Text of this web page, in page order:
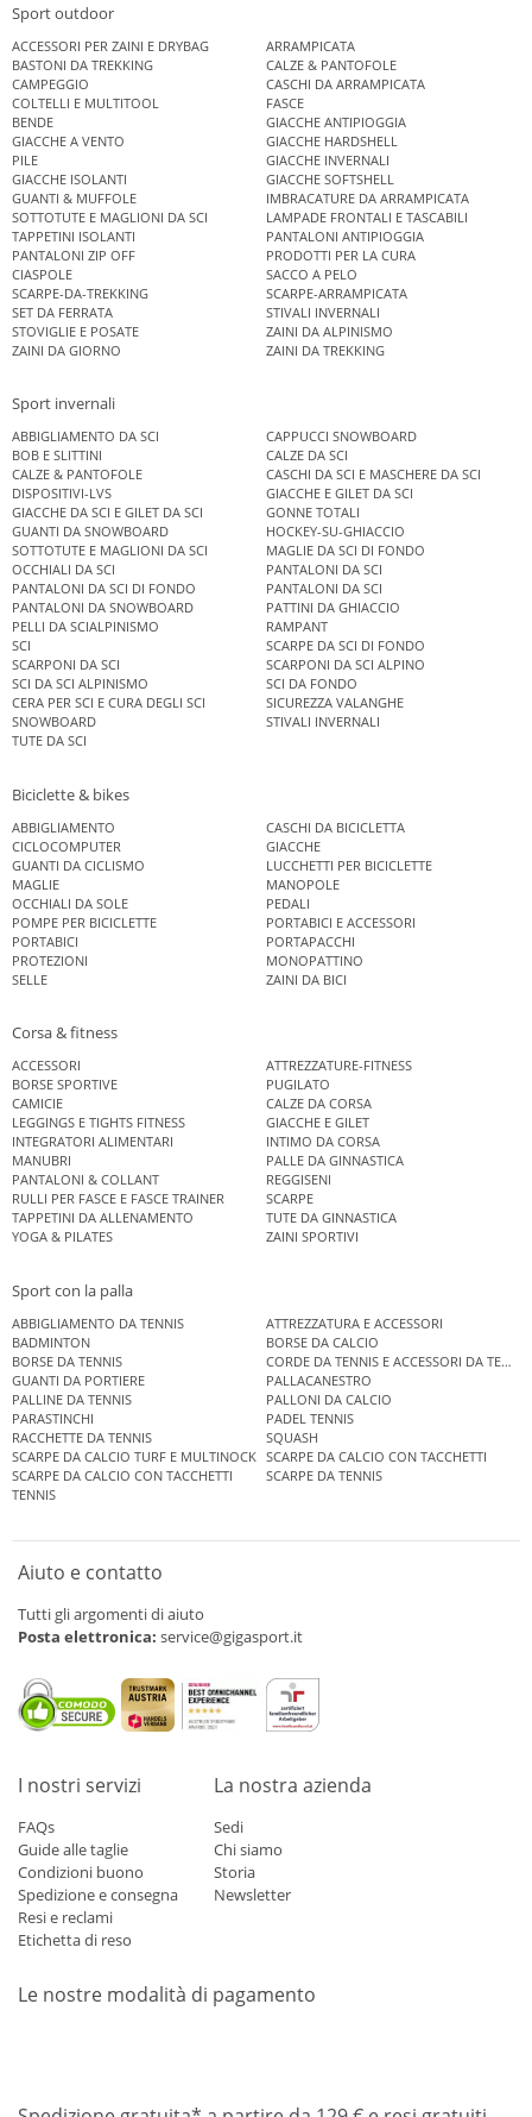
Sport outdoor
ACCESSORI PER ZAINI E DRYBAG
ARRAMPICATA
BASTONI DA TREKKING
CALZE & PANTOFOLE
CAMPEGGIO
CASCHI DA ARRAMPICATA
COLTELLI E MULTITOOL
FASCE
BENDE
GIACCHE ANTIPIOGGIA
GIACCHE A VENTO
GIACCHE HARDSHELL
PILE
GIACCHE INVERNALI
GIACCHE ISOLANTI
GIACCHE SOFTSHELL
GUANTI & MUFFOLE
IMBRACATURE DA ARRAMPICATA
SOTTOTUTE E MAGLIONI DA SCI
LAMPADE FRONTALI E TASCABILI
TAPPETINI ISOLANTI
PANTALONI ANTIPIOGGIA
PANTALONI ZIP OFF
PRODOTTI PER LA CURA
CIASPOLE
SACCO A PELO
SCARPE-DA-TREKKING
SCARPE-ARRAMPICATA
SET DA FERRATA
STIVALI INVERNALI
STOVIGLIE E POSATE
ZAINI DA ALPINISMO
ZAINI DA GIORNO
ZAINI DA TREKKING
Sport invernali
ABBIGLIAMENTO DA SCI
CAPPUCCI SNOWBOARD
BOB E SLITTINI
CALZE DA SCI
CALZE & PANTOFOLE
CASCHI DA SCI E MASCHERE DA SCI
DISPOSITIVI-LVS
GIACCHE E GILET DA SCI
GIACCHE DA SCI E GILET DA SCI
GONNE TOTALI
GUANTI DA SNOWBOARD
HOCKEY-SU-GHIACCIO
SOTTOTUTE E MAGLIONI DA SCI
MAGLIE DA SCI DI FONDO
OCCHIALI DA SCI
PANTALONI DA SCI
PANTALONI DA SCI DI FONDO
PANTALONI DA SCI
PANTALONI DA SNOWBOARD
PATTINI DA GHIACCIO
PELLI DA SCIALPINISMO
RAMPANT
SCI
SCARPE DA SCI DI FONDO
SCARPONI DA SCI
SCARPONI DA SCI ALPINO
SCI DA SCI ALPINISMO
SCI DA FONDO
CERA PER SCI E CURA DEGLI SCI
SICUREZZA VALANGHE
SNOWBOARD
STIVALI INVERNALI
TUTE DA SCI
Biciclette & bikes
ABBIGLIAMENTO
CASCHI DA BICICLETTA
CICLOCOMPUTER
GIACCHE
GUANTI DA CICLISMO
LUCCHETTI PER BICICLETTE
MAGLIE
MANOPOLE
OCCHIALI DA SOLE
PEDALI
POMPE PER BICICLETTE
PORTABICI E ACCESSORI
PORTABICI
PORTAPACCHI
PROTEZIONI
MONOPATTINO
SELLE
ZAINI DA BICI
Corsa & fitness
ACCESSORI
ATTREZZATURE-FITNESS
BORSE SPORTIVE
PUGILATO
CAMICIE
CALZE DA CORSA
LEGGINGS E TIGHTS FITNESS
GIACCHE E GILET
INTEGRATORI ALIMENTARI
INTIMO DA CORSA
MANUBRI
PALLE DA GINNASTICA
PANTALONI & COLLANT
REGGISENI
RULLI PER FASCE E FASCE TRAINER
SCARPE
TAPPETINI DA ALLENAMENTO
TUTE DA GINNASTICA
YOGA & PILATES
ZAINI SPORTIVI
Sport con la palla
ABBIGLIAMENTO DA TENNIS
ATTREZZATURA E ACCESSORI
BADMINTON
BORSE DA CALCIO
BORSE DA TENNIS
CORDE DA TENNIS E ACCESSORI DA TENNIS
GUANTI DA PORTIERE
PALLACANESTRO
PALLINE DA TENNIS
PALLONI DA CALCIO
PARASTINCHI
PADEL TENNIS
RACCHETTE DA TENNIS
SQUASH
SCARPE DA CALCIO TURF E MULTINOCK SCARPE DA CALCIO CON TACCHETTI
SCARPE DA CALCIO CON TACCHETTI
SCARPE DA TENNIS
TENNIS
Aiuto e contatto
Tutti gli argomenti di aiuto
Posta elettronica: service@gigasport.it
I nostri servizi
FAQs
Guide alle taglie
Condizioni buono
Spedizione e consegna
Resi e reclami
Etichetta di reso
La nostra azienda
Sedi
Chi siamo
Storia
Newsletter
Le nostre modalità di pagamento